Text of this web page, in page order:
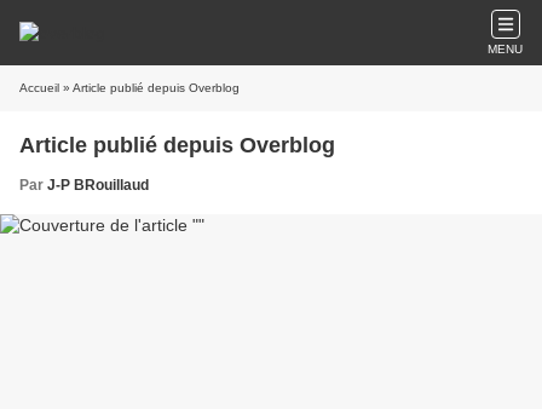
MENU
Accueil » Article publié depuis Overblog
Article publié depuis Overblog
Par J-P BRouillaud